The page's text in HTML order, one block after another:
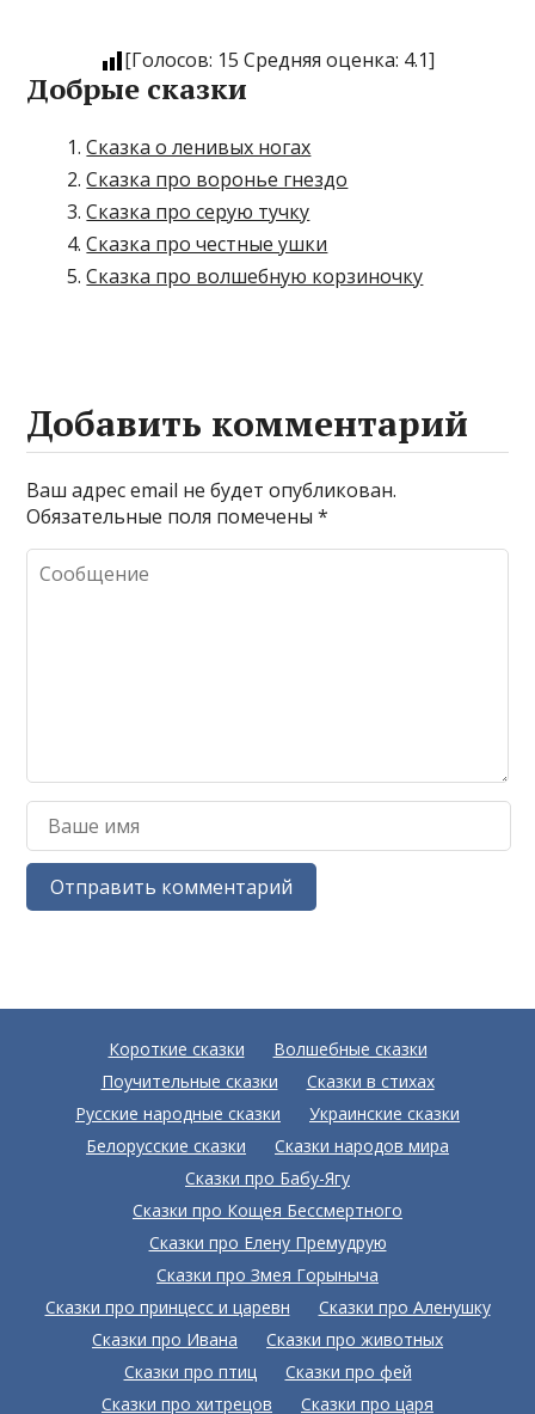
[Голосов: 15 Средняя оценка: 4.1]
Добрые сказки
Сказка о ленивых ногах
Сказка про воронье гнездо
Сказка про серую тучку
Сказка про честные ушки
Сказка про волшебную корзиночку
Добавить комментарий
Ваш адрес email не будет опубликован.
Обязательные поля помечены*
Короткие сказки
Волшебные сказки
Поучительные сказки
Сказки в стихах
Русские народные сказки
Украинские сказки
Белорусские сказки
Сказки народов мира
Сказки про Бабу-Ягу
Сказки про Кощея Бессмертного
Сказки про Елену Премудрую
Сказки про Змея Горыныча
Сказки про принцесс и царевн
Сказки про Аленушку
Сказки про Ивана
Сказки про животных
Сказки про птиц
Сказки про фей
Сказки про хитрецов
Сказки про царя